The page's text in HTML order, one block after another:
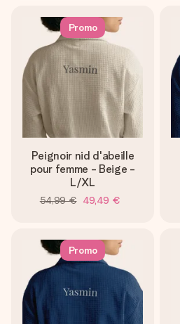
Promo
Peignoir nid d'abeille
pour femme - Beige -
L/XL
54,99 € 49,49 €
Promo